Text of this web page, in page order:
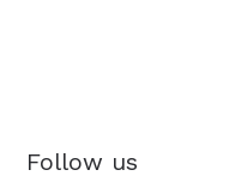
Follow us